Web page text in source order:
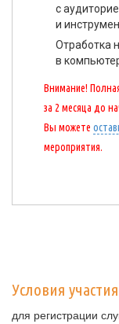
с
и
Отработка
в
Внимание!
за 2 месяца до
Вы можете
мероприятия.
Условия
для регистрации